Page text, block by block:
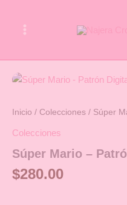
contenido
Inicio / Colecciones / Súper
Colecciones
Súper Mario –
$280.00
Súper
Patrón
cantidad